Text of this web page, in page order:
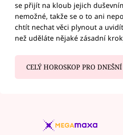
se přijít na kloub jejich
nemožné, takže se o to ani
chtít nechat věci plynout a
než uděláte nějaké zásadní
CELÝ HOROSKOP PRO